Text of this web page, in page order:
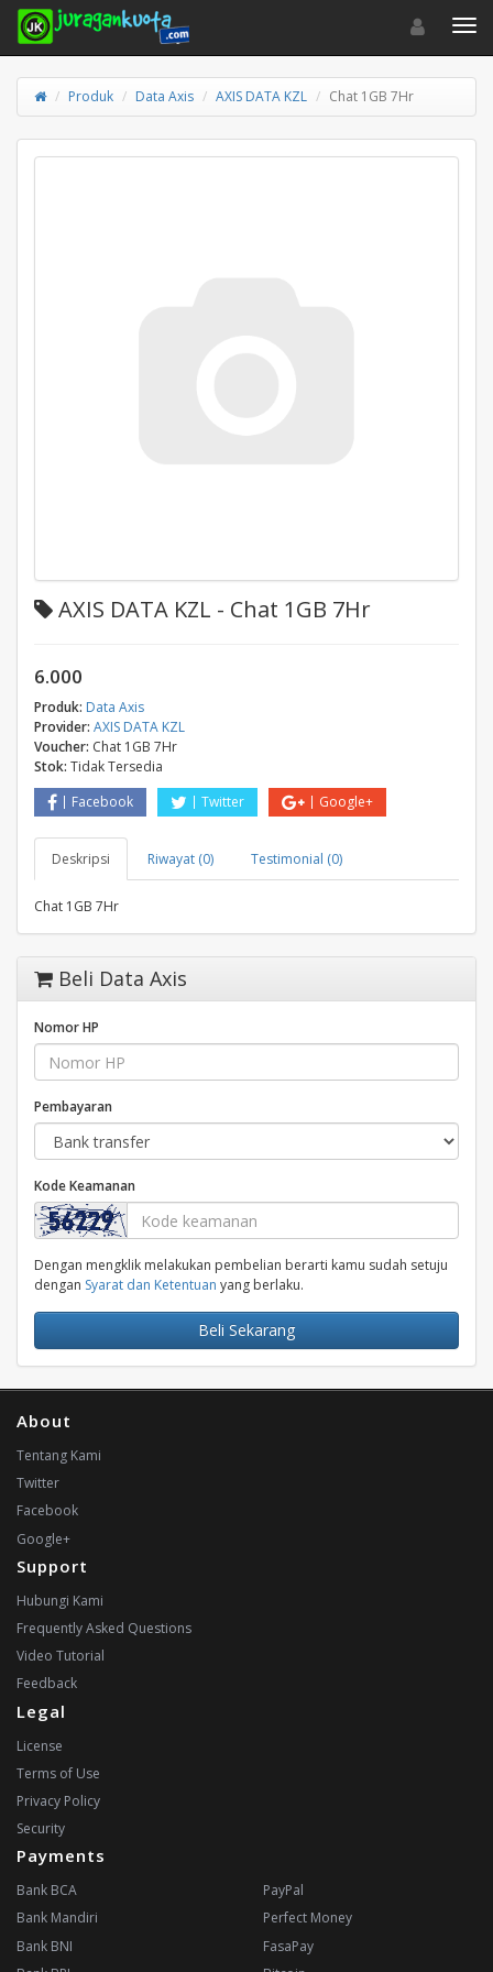
Toggle
Produk Data Axis AXIS DATA KZL Chat 1GB 7Hr
AXIS DATA KZL - Chat 1GB 7Hr
6.000
Produk: Data Axis
Provider: AXIS DATA KZL
Voucher: Chat 1GB 7Hr
Stok: Tidak Tersedia
Facebook
Twitter Google+
Deskripsi Riwayat (0) Testimonial (0)
Chat 1GB 7Hr
Beli Data Axis
Nomor HP
Pembayaran
Kode Keamanan
Dengan mengklik melakukan pembelian berarti kamu sudah setuju
dengan Syarat dan Ketentuan yang berlaku.
Beli Sekarang
About
Tentang Kami
Twitter
Facebook
Google+
Support
Hubungi Kami
Frequently Asked Questions
Video Tutorial
Feedback
Legal
License
Terms of Use
Privacy Policy
Security
Payments
Bank BCA
Bank Mandiri
Bank BNI
PayPal
Perfect Money
FasaPay